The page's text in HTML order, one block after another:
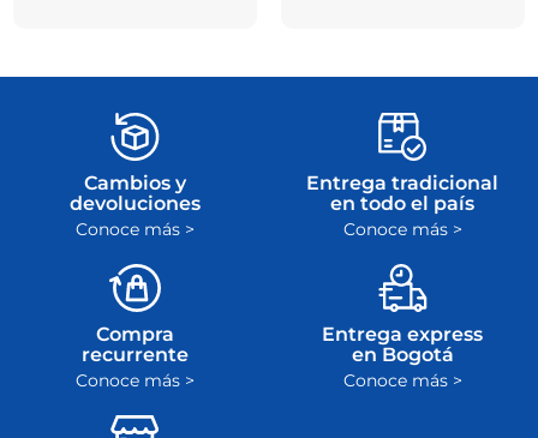
Cambios y
devoluciones
Conoce más >
Entrega tradicional
en todo el país
Conoce más >
Compra
recurrente
Conoce más >
Entrega express
en Bogotá
Conoce más >